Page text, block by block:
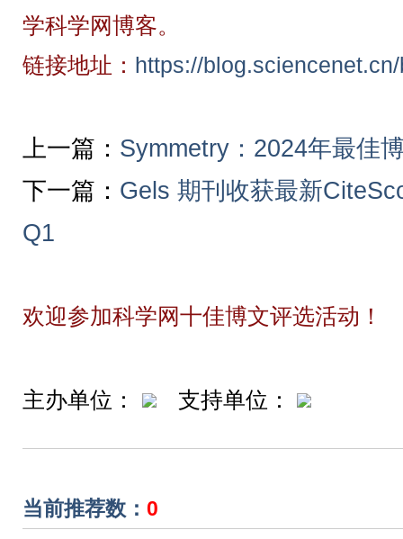
学科学网博客。
链接地址： https://
上一篇： Symmetry：2024年最佳
下一篇： Gels 期刊收获最新
Q1
欢迎参加科学网十佳博文评选活动！
主办单位： 支持单位：
当前推荐数： 0